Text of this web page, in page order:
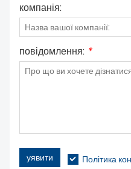
компанія:
повідомлення: *
уявити Політика